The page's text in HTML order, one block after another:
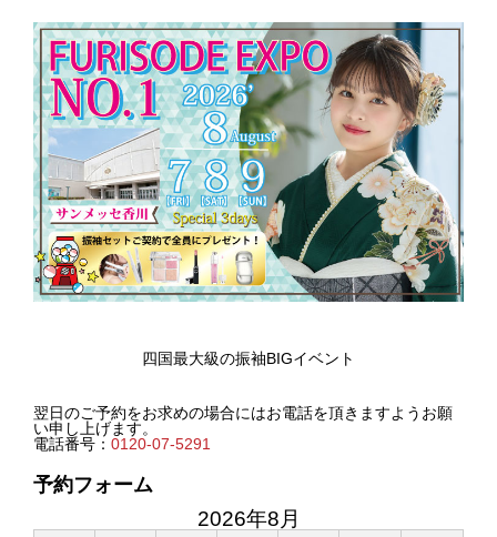
四国最大級の振袖BIGイベント
翌日のご予約をお求めの場合にはお電話を頂きますようお願
い申し上げます。
電話番号： 0120-07-5291
予約フォーム
2026年8月